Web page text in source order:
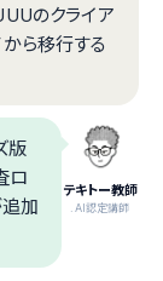
のクライア
から移行する
テキトー教師
.AI認定講師
版
ロ
加